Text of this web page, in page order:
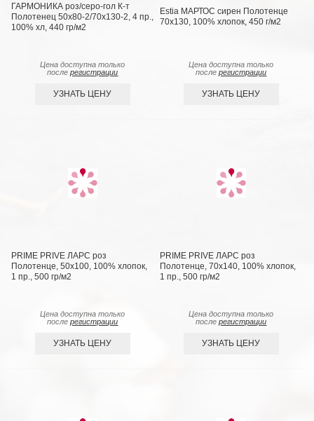
ГАРМОНИКА роз/серо-гол К-т
Полотенец 50х80-2/70х130-2, 4 пр.,
100% хл, 440 гр/м2
Цена доступна только
послерегистрации
УЗНАТЬ ЦЕНУ
Estia МАРТОС сирен Полотенце
70х130, 100% хлопок, 450 г/м2
Цена доступна только
послерегистрации
УЗНАТЬ ЦЕНУ
PRIME PRIVE ЛАРС роз
Полотенце, 50x100, 100% хлопок,
1 пр., 500 гр/м2
Цена доступна только
послерегистрации
УЗНАТЬ ЦЕНУ
PRIME PRIVE ЛАРС роз
Полотенце, 70х140, 100% хлопок,
1 пр., 500 гр/м2
Цена доступна только
послерегистрации
УЗНАТЬ ЦЕНУ